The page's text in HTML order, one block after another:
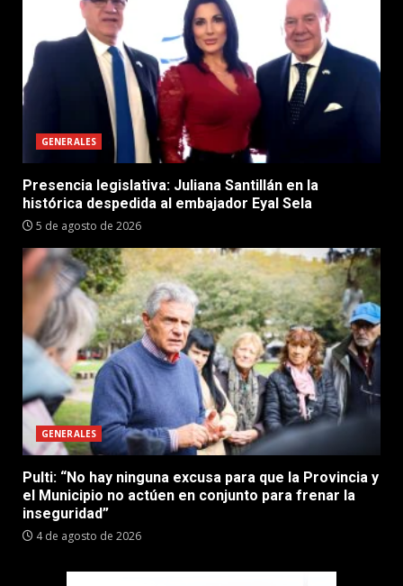
GENERALES
Presencia legislativa: Juliana Santillán en la
histórica despedida al embajador Eyal Sela
5 de agosto de 2026
GENERALES
Pulti: “No hay ninguna excusa para que la Provincia y
el Municipio no actúen en conjunto para frenar la
inseguridad”
4 de agosto de 2026